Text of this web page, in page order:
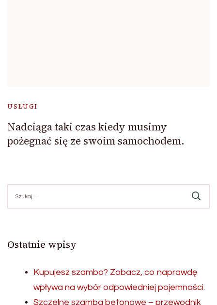
USŁUGI
Nadciąga taki czas kiedy musimy
pożegnać się ze swoim samochodem.
Ostatnie wpisy
Kupujesz szambo? Zobacz, co naprawdę
wpływa na wybór odpowiedniej pojemności.
Szczelne szamba betonowe – przewodnik